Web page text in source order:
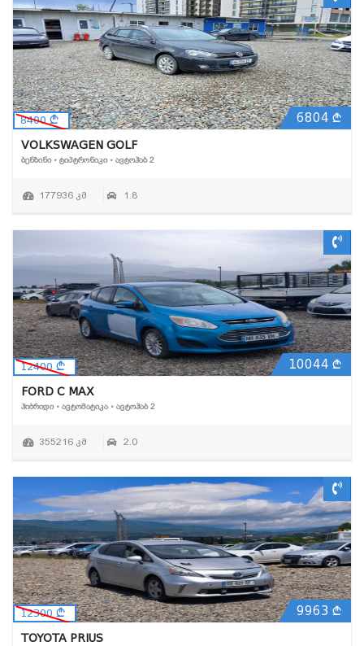
8400 6804
VOLKSWAGEN GOLF
ᲑᲔᲜᲖᲘᲜᲘ • ᲢᲘᲞᲢᲠᲝᲜᲘᲙᲘ • ᲐᲕᲢᲝᲰᲐᲑ 2
177936 კმ 1.8
12400 10044
FORD C MAX
ᲰᲘᲑᲠᲘᲓᲘ • ᲐᲕᲢᲝᲛᲐᲢᲘᲙᲐ • ᲐᲕᲢᲝᲰᲐᲑ 2
355216 კმ 2.0
12300 9963
TOYOTA PRIUS